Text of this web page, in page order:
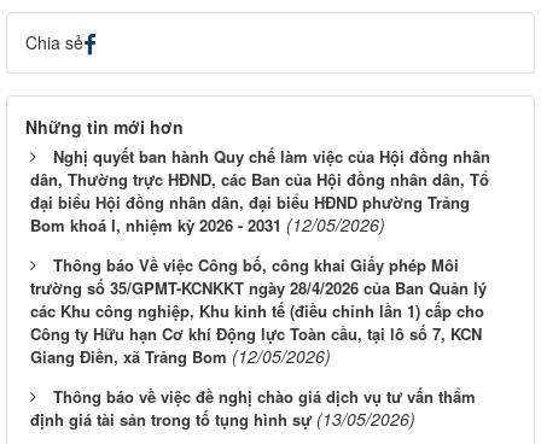
Chia sẻ
Những tin mới hơn
Nghị quyết ban hành Quy chế làm việc của Hội đồng nhân
dân, Thường trực HĐND, các Ban của Hội đồng nhân dân, Tổ
đại biểu Hội đồng nhân dân, đại biểu HĐND phường Trảng
Bom khoá I, nhiệm kỳ 2026 - 2031 (12/05/2026)
Thông báo Về việc Công bố, công khai Giấy phép Môi
trường số 35/GPMT-KCNKKT ngày 28/4/2026 của Ban Quản lý
các Khu công nghiệp, Khu kinh tế (điều chỉnh lần 1) cấp cho
Công ty Hữu hạn Cơ khí Động lực Toàn cầu, tại lô số 7, KCN
Giang Điền, xã Trảng Bom (12/05/2026)
Thông báo về việc đề nghị chào giá dịch vụ tư vấn thẩm
định giá tài sản trong tố tụng hình sự (13/05/2026)